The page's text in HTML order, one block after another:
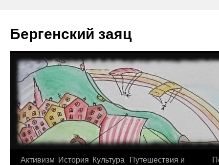
содержимому
Бергенский заяц
Активизм История Культура Путешествия и